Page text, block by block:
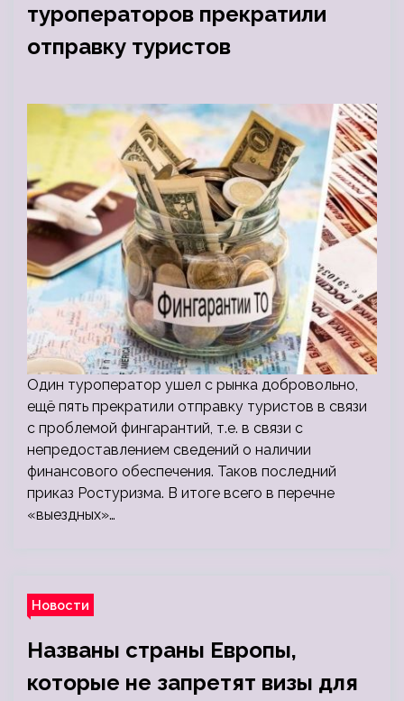
туроператоров прекратили
отправку туристов
Один туроператор ушел с рынка добровольно,
ещё пять прекратили отправку туристов в связи
с проблемой фингарантий, т.е. в связи с
непредоставлением сведений о наличии
финансового обеспечения. Таков последний
приказ Ростуризма. В итоге всего в перечне
«выездных»…
Новости
Названы страны Европы,
которые не запретят визы для